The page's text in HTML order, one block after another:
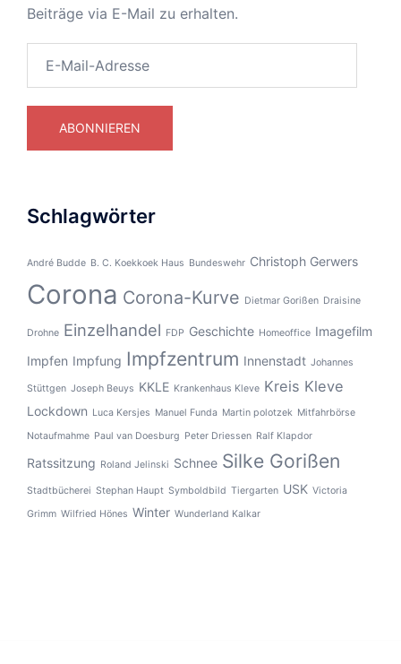
Beiträge via E-Mail zu erhalten.
Mail-
ABONNIEREN
Schlagwörter
André Budde B. C. Koekkoek Haus Bundeswehr Christoph Gerwers
Corona Corona-Kurve Dietmar Gorißen Draisine
Drohne Einzelhandel FDP Geschichte Homeoffice Imagefilm
Impfen Impfung Impfzentrum Innenstadt Johannes
Stüttgen Joseph Beuys KKLE Krankenhaus Kleve Kreis Kleve
Lockdown Luca Kersjes Manuel Funda Martin polotzek Mitfahrbörse
Notaufmahme Paul van Doesburg Peter Driessen Ralf Klapdor
Ratssitzung Roland Jelinski Schnee Silke Gorißen
Stadtbücherei Stephan Haupt Symboldbild Tiergarten USK Victoria
Grimm Wilfried Hönes Winter Wunderland Kalkar